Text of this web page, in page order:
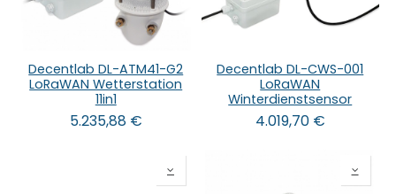
Decentlab DL-ATM41-G2
LoRaWAN Wetterstation
11in1
5.235,88€
Decentlab DL-CWS-001
LoRaWAN
Winterdienstsensor
4.019,70€